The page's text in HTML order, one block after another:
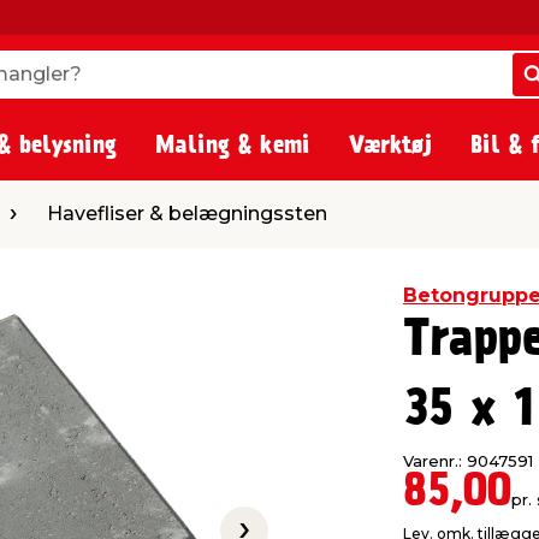
belysning Maling & kemi Værktøj Bil &
& belægningssten
Havefliser & belægningssten
35 x
Varenr.: 9047591
85,00pr.
Lev. omk.